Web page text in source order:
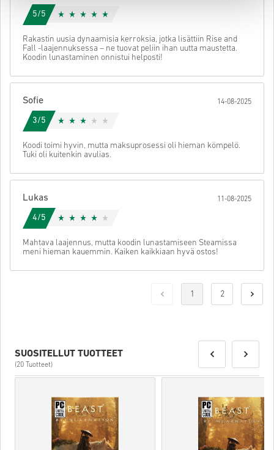
5/5
Rakastin uusia dynaamisia kerroksia, jotka lisättiin Rise and
Fall -laajennuksessa – ne tuovat peliin ihan uutta maustetta.
Koodin lunastaminen onnistui helposti!
Sofie 14-08-2025
3/5
Koodi toimi hyvin, mutta maksuprosessi oli hieman kömpelö.
Tuki oli kuitenkin avulias.
Lukas 11-08-2025
4/5
Mahtava laajennus, mutta koodin lunastamiseen Steamissa
meni hieman kauemmin. Kaiken kaikkiaan hyvä ostos!
1 2
SUOSITELLUT TUOTTEET
(20 Tuotteet)